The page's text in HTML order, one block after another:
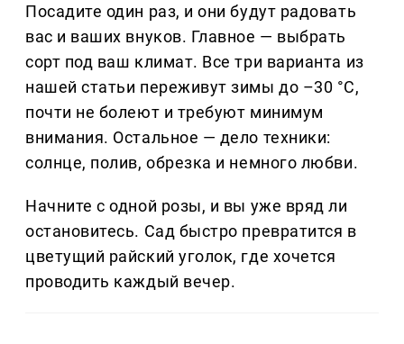
Посадите один раз, и они будут радовать
вас и ваших внуков. Главное — выбрать
сорт под ваш климат. Все три варианта из
нашей статьи переживут зимы до –30 °C,
почти не болеют и требуют минимум
внимания. Остальное — дело техники:
солнце, полив, обрезка и немного любви.
Начните с одной розы, и вы уже вряд ли
остановитесь. Сад быстро превратится в
цветущий райский уголок, где хочется
проводить каждый вечер.